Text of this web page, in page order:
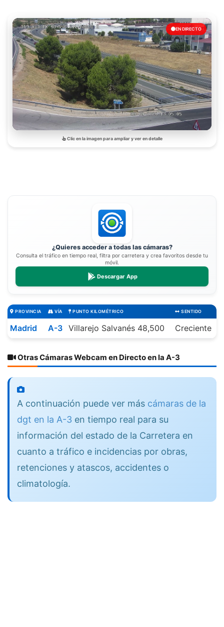
EN DIRECTO
Clic en la imagen para ampliar y ver en detalle
¿Quieres acceder a todas las cámaras?
Consulta el tráfico en tiempo real, filtra por carretera y crea favoritos desde tu
móvil.
Descargar App
PROVINCIA VÍA PUNTO KILOMÉTRICO SENTIDO
Madrid A-3 Villarejo Salvanés 48,500 Creciente
Otras Cámaras Webcam en Directo en la A-3
A continuación puede ver más cámaras de la
dgt en la A-3 en tiempo real para su
información del estado de la Carretera en
cuanto a tráfico e incidencias por obras,
retenciones y atascos, accidentes o
climatología.